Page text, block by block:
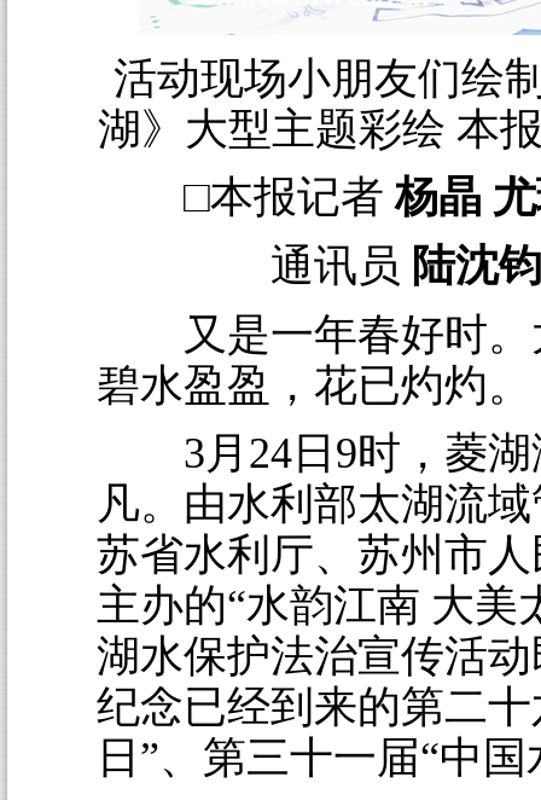
活动现场小朋友们绘
湖》大型主题彩绘 本
□本报记者杨晶
通讯员 陆沈
又是一年春好时。
碧水盈盈，花已灼灼。
3月24日9时，菱湖
凡。由水利部太湖流
苏省水利厅、苏州市
主办的“水韵江南 大美
湖水保护法治宣传活
纪念已经到来的第二
日”、第三十一届“中国